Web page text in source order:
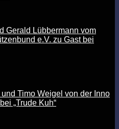
Gerald Lübbermann vom
e.V. zu Gast bei
Timo Weigel von der Inno
„Trude Kuh“